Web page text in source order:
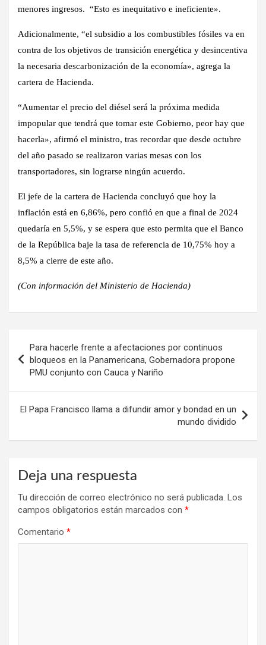
menores ingresos. “Esto es inequitativo e ineficiente».
Adicionalmente, “el subsidio a los combustibles fósiles va en
contra de los objetivos de transición energética y desincentiva
la necesaria descarbonización de la economía», agrega la
cartera de Hacienda.
“Aumentar el precio del diésel será la próxima medida
impopular que tendrá que tomar este Gobierno, peor hay que
hacerla», afirmó el ministro, tras recordar que desde octubre
del año pasado se realizaron varias mesas con los
transportadores, sin lograrse ningún acuerdo.
El jefe de la cartera de Hacienda concluyó que hoy la
inflación está en 6,86%, pero confió en que a final de 2024
quedaría en 5,5%, y se espera que esto permita que el Banco
de la República baje la tasa de referencia de 10,75% hoy a
8,5% a cierre de este año.
(Con información del Ministerio de Hacienda)
de
entradas
Para hacerle frente a afectaciones por continuos
bloqueos en la Panamericana, Gobernadora propone
PMU conjunto con Cauca y Nariño
El Papa Francisco llama a difundir amor y bondad en un
mundo dividido
Deja una respuesta
Tu dirección de correo electrónico no será publicada. Los
campos obligatorios están marcados con *
Comentario *